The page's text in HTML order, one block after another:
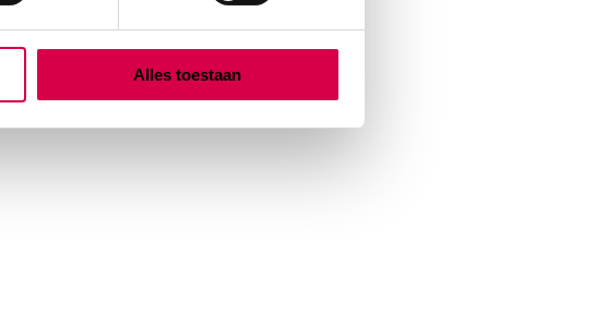
Alles toestaan